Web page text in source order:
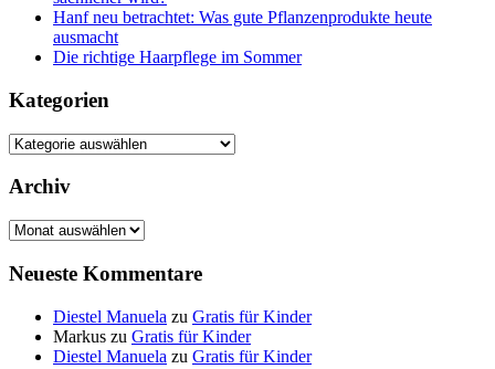
Hanf neu betrachtet: Was gute Pflanzenprodukte heute
ausmacht
Die richtige Haarpflege im Sommer
Kategorien
Kategorien
Archiv
Archiv
Neueste Kommentare
Diestel Manuela zu Gratis für Kinder
Markus zu Gratis für Kinder
Diestel Manuela zu Gratis für Kinder